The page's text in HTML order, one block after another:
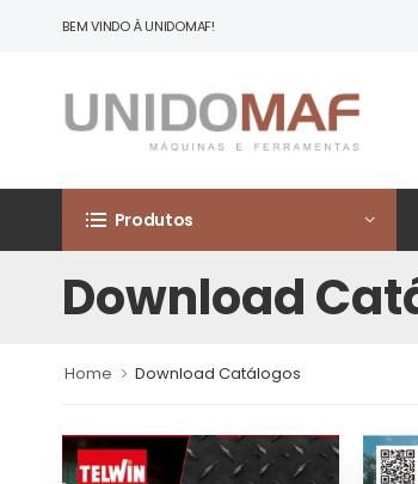
BEM VINDO À UNIDOMAF!
Produtos
Download
Home Download Catálogos